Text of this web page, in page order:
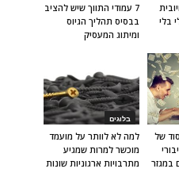
7 עמודי התווך שיש להציב
בבסיס תהליך הגיוס
ומיתוג המעסיק
בלי
בלוגים
למה לא לוותר על מועמד
מוכשר למרות שמגיע
מתרבויות ארגוניות שונות
של
במגזר